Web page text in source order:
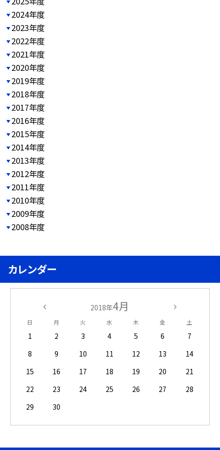
2024年度
2023年度
2022年度
2021年度
2020年度
2019年度
2018年度
2017年度
2016年度
2015年度
2014年度
2013年度
2012年度
2011年度
2010年度
2009年度
2008年度
カレンダー
2018年4月
日 月 火 水 木 金 土
1 2 3 4 5 6
7
8
9 10 11 12 13
14
15
16 17 18 19 20
21
22
23 24 25 26 27
28
29
30